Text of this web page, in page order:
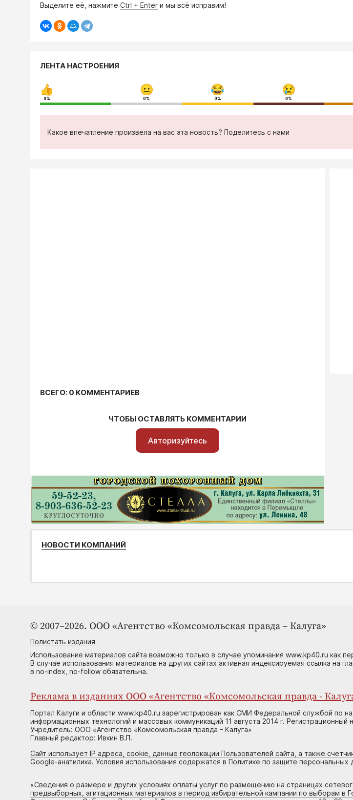
Выделите её, нажмите Ctrl + Enter и мы всё исправим!
ЛЕНТА НАСТРОЕНИЯ
0% 0% 0% 0%
Какое впечатление произвела на вас эта новость? Поделитесь с нами
ВСЕГО: 0 КОММЕНТАРИЕВ
ЧТОБЫ ОСТАВЛЯТЬ КОММЕНТАРИИ
Авторизуйтесь
НОВОСТИ КОМПАНИЙ
© 2007–2026. ООО «Агентство «Комсомольская правда – Калуга»
Полистать издания
Использование материалов сайта возможно только в случае упоминания www.kp40.ru как
В случае использования материалов на других сайтах активная индексируемая ссылка на
в no-index, no-follow обязательна.
Реклама в изданиях ООО «Агентство «Комсомольская правда -
Портал Калуги и области www.kp40.ru зарегистрирован как СМИ Федеральной службой по
информационных технологий и массовых коммуникаций 11 августа 2014 г.
Учредитель: ООО «Агентство «Комсомольская правда – Калуга»
Главный редактор: Ивкин В.П.
Сайт использует IP адреса, cookie, данные геолокации Пользователей сайта, а также
Google-анатилика. Условия использования содержатся в Политике по защите персональных
«Сведения о размере и других условиях оплаты услуг по размещению на страницах
предвыборных, агитационных материалов в период избирательной кампании по выборам в